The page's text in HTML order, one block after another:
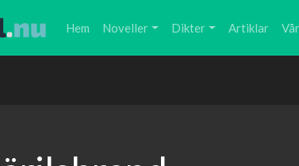
Hem Noveller Dikter Artiklar